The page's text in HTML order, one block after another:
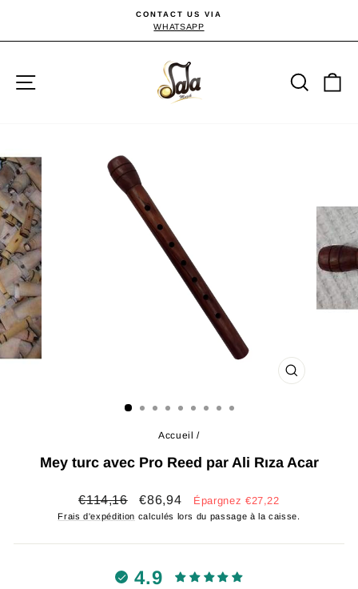
contenu
Diaporama
CONTACT US VIA
WHATSAPP
FERMER
Accueil /
Mey turc avec Pro Reed par Ali Rıza Acar
Prix
régulier
€114,16
Prix
réduit
€86,94 Épargnez €27,22
Frais d'expédition calculés lors du passage à la caisse.
4.9